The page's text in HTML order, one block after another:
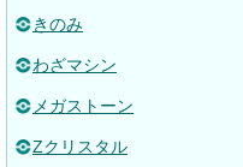
きのみ
わざマシン
メガストーン
Zクリスタル